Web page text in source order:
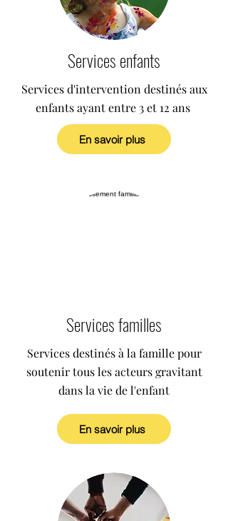
Services enfants
Services d'intervention destinés aux
enfants ayant entre 3 et 12 ans
En savoir plus
Services familles
Services destinés à la famille pour
soutenir tous les acteurs gravitant
dans la vie de l'enfant
En savoir plus